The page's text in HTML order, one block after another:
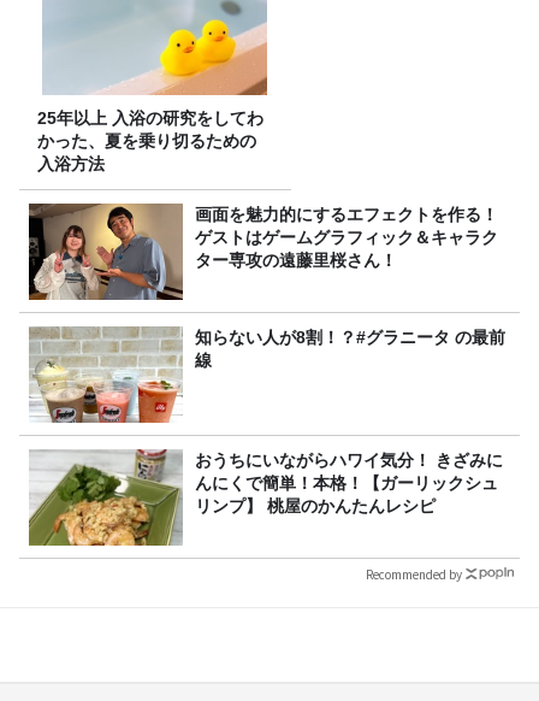
25年以上 入浴の研究をしてわ
かった、夏を乗り切るための
入浴方法
画面を魅力的にするエフェクトを作る！
ゲストはゲームグラフィック＆キャラク
ター専攻の遠藤里桜さん！
知らない人が8割！？#グラニータ の最前
線
おうちにいながらハワイ気分！ きざみに
んにくで簡単！本格！【ガーリックシュ
リンプ】 桃屋のかんたんレシピ
Recommended by